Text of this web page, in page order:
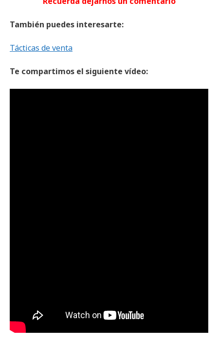
También puedes interesarte:
Tácticas de venta
Te compartimos el siguiente vídeo: